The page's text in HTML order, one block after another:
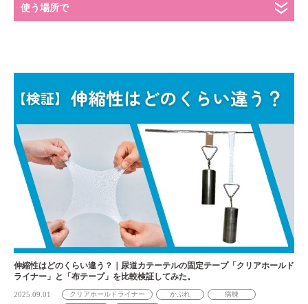
東京本社：〒135-0016 東京都江東区東陽5-29-16
Copyright © skinix. All Rights Reserved.
使う場所で
伸縮性はどのくらい違う？｜尿道カテーテルの固定テープ「クリアホールド
ライナー」と「布テープ」を比較検証してみた。
2025.09.01 クリアホールドライナー かぶれ
病棟